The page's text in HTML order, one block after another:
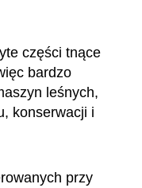
części tnące
bardzo
leśnych,
konserwacji i
przy